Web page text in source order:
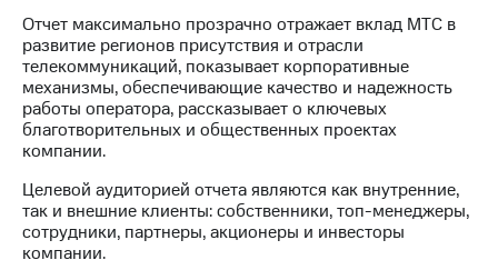
кабинет
акционера
Акционерный
капитал
Контроль
и
аудит
акций
Описание
Программа
Отчет максимально прозрачно отражает вклад МТС в
развитие регионов присутствия и отрасли
телекоммуникаций, показывает корпоративные
механизмы, обеспечивающие качество и надежность
работы оператора, рассказывает о ключевых
благотворительных и общественных проектах
компании.
Целевой аудиторией отчета являются как внутренние,
так и внешние клиенты: собственники, топ-менеджеры,
сотрудники, партнеры, акционеры и инвесторы
компании.